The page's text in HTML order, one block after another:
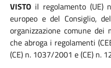
VISTO il regolamento (UE)
europeo e del Consiglio,
organizzazione comune
che abroga i regolamenti
(CE) n. 1037/2001 e (CE) n.